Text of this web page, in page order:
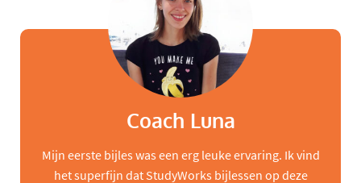
Coach Luna
Mijn eerste bijles was een erg leuke ervaring. Ik vind
het superfijn dat StudyWorks bijlessen op deze